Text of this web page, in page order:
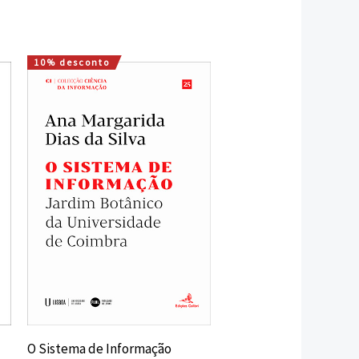
10% desconto
O Sistema de Informação
O
preço
era:
20,00 €.
O
preço
é:
18,00 €.